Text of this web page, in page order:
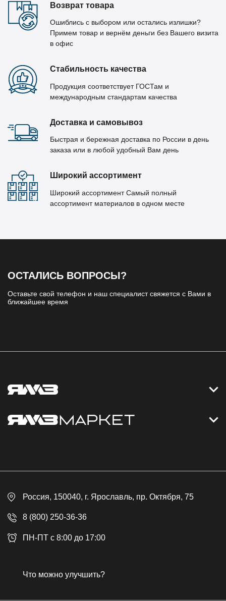
Возврат товара
Ошиблись с выбором или остались излишки?
Примем товар и вернём деньги без Вашего визита
в офис
Стабильность качества
Продукция соответствует ГОСТам и
международным стандартам качества
Доставка и самовывоз
Быстрая и бережная доставка по России в день
заказа или в любой удобный Вам день
Широкий ассортимент
Широкий ассортимент Самый полный
ассортимент материалов в одном месте
ОСТАЛИСЬ ВОПРОСЫ?
Оставьте свой телефон и наш специалист свяжется с Вами в
ближайшее время
Контакты
Доставка
Контакты
Гарантия
Публичная оферта
Россия, 150040, г. Ярославль, пр. Октября, 75
8 (800) 250-36-36
ПН-ПТ с 8:00 до 17:00
Что можно улучшить?